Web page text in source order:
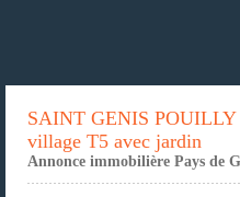
SAINT GENIS POUILLY
village T5 avec jardin
Annonce immobilière Pays de